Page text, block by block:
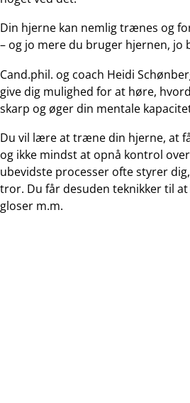
Din hjerne kan nemlig trænes og
– og jo mere du bruger hjernen, jo
Cand.phil. og coach Heidi
give dig mulighed for at høre,
skarp og øger din mentale
Du vil lære at træne din hjerne, at
og ikke mindst at opnå kontrol
ubevidste processer ofte styrer
tror. Du får desuden teknikker til
gloser m.m.